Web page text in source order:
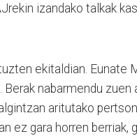
izandako talkak
ekitaldian. Eunate
nabarmendu zuen
aritutako
ez gara horren berriak,